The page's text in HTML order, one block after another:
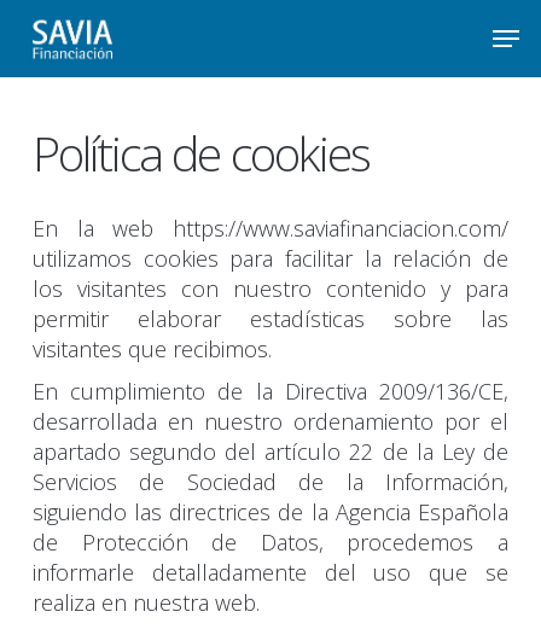
Skip
contentPolítica de cookies
En la web https://www.saviafinanciacion.com/
utilizamos cookies para facilitar la relación de
los visitantes con nuestro contenido y para
permitir elaborar estadísticas sobre las
visitantes que recibimos.
En cumplimiento de la Directiva 2009/136/CE,
desarrollada en nuestro ordenamiento por el
apartado segundo del artículo 22 de la Ley de
Servicios de Sociedad de la Información,
siguiendo las directrices de la Agencia Española
de Protección de Datos, procedemos a
informarle detalladamente del uso que se
realiza en nuestra web.